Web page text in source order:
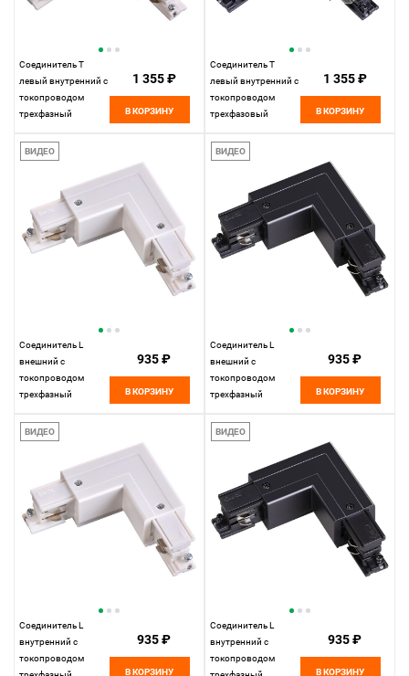
Соединитель T
левый внутренний с
токопроводом
трехфазный
белый
1 355 ₽
В КОРЗИНУ
Соединитель T
левый внутренний с
токопроводом
трехфазовый
черный
1 355 ₽
В КОРЗИНУ
ВИДЕО
Соединитель L
внешний с
токопроводом
трехфазный
белый
935 ₽
В КОРЗИНУ
ВИДЕО
Соединитель L
внешний с
токопроводом
трехфазный
черный
935 ₽
В КОРЗИНУ
ВИДЕО
Соединитель L
внутренний с
токопроводом
935 ₽
В КОРЗИНУ
ВИДЕО
Соединитель L
внутренний с
токопроводом
935 ₽
В КОРЗИНУ